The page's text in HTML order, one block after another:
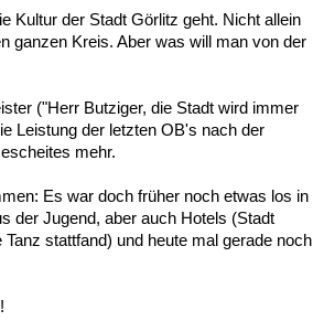
Kultur der Stadt Görlitz geht. Nicht allein
ganzen Kreis. Aber was will man von der
("Herr Butziger, die Stadt wird immer
Leistung der letzten OB's nach der
mehr.
Es war doch früher noch etwas los in
der Jugend, aber auch Hotels (Stadt
stattfand) und heute mal gerade noch